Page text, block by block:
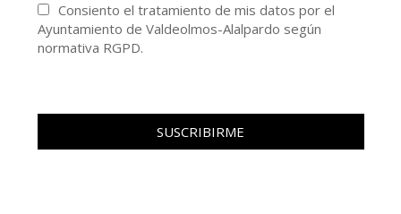
Consiento el tratamiento de mis datos por el
Ayuntamiento de Valdeolmos-Alalpardo según
normativa RGPD.